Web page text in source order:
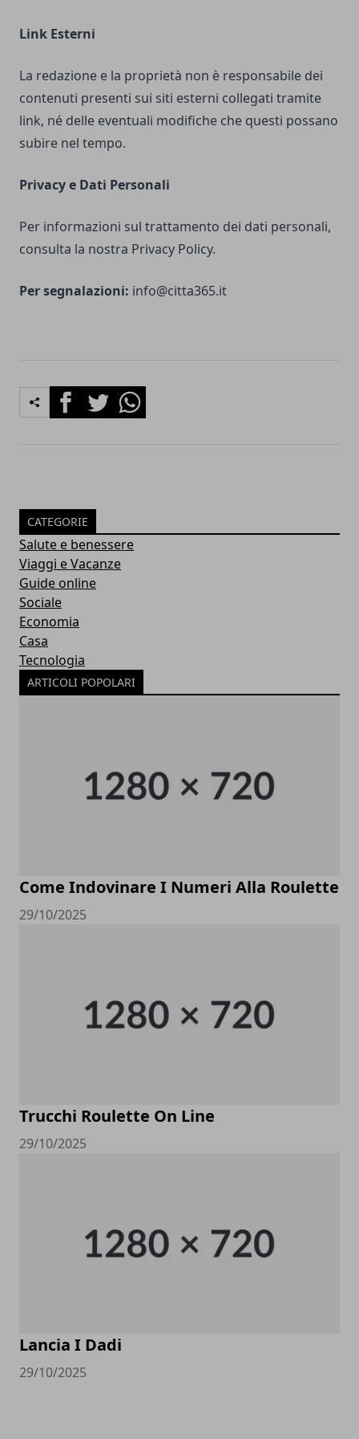
Link Esterni
La redazione e la proprietà non è responsabile dei
contenuti presenti sui siti esterni collegati tramite
link, né delle eventuali modifiche che questi possano
subire nel tempo.
Privacy e Dati Personali
Per informazioni sul trattamento dei dati personali,
consulta la nostra Privacy Policy.
Per segnalazioni: info@citta365.it
FacebookTwitterWhatsapp
CATEGORIE
Salute e benessere
Viaggi e Vacanze
Guide online
Sociale
Economia
Casa
Tecnologia
ARTICOLI POPOLARI
Come Indovinare I Numeri Alla Roulette
29/10/2025
Trucchi Roulette On Line
29/10/2025
Lancia I Dadi
29/10/2025